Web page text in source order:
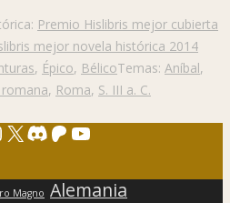
Premio Hislibris mejor cubierta
mejor novela histórica 2014
, Épico, BélicoTemas: Aníbal,
romana, Roma, S. III a. C.
X Discord
Patreon
YouTube
Magno Alemania